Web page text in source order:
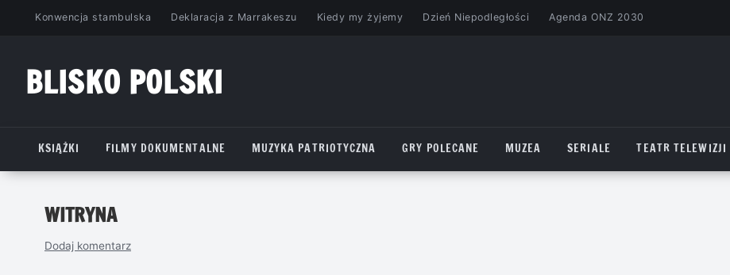
PrzejdźKonwencja stambulska Deklaracja z Marrakeszu Kiedy my żyjemy Dzień Niepodległości Agenda ONZ 2030
BLISKO POLSKI
KSIĄŻKI
FILMY DOKUMENTALNE MUZYKA PATRIOTYCZNA GRY POLECANE MUZEA SERIALE TEATR TELEWIZJI
WITRYNA
Dodaj komentarz